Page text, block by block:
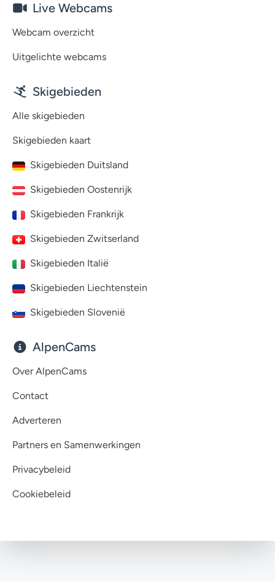
Live Webcams
Webcam overzicht
Uitgelichte webcams
Skigebieden
Alle skigebieden
Skigebieden kaart
Skigebieden Duitsland
Skigebieden Oostenrijk
Skigebieden Frankrijk
Skigebieden Zwitserland
Skigebieden Italië
Skigebieden Liechtenstein
Skigebieden Slovenië
AlpenCams
Over AlpenCams
Contact
Adverteren
Partners en Samenwerkingen
Privacybeleid
Cookiebeleid